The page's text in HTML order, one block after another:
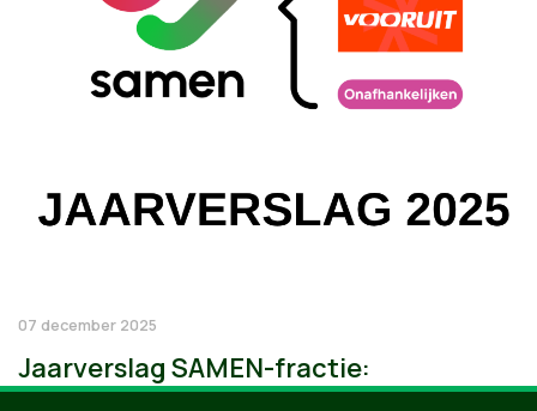
07 december 2025
Jaarverslag SAMEN-fractie: